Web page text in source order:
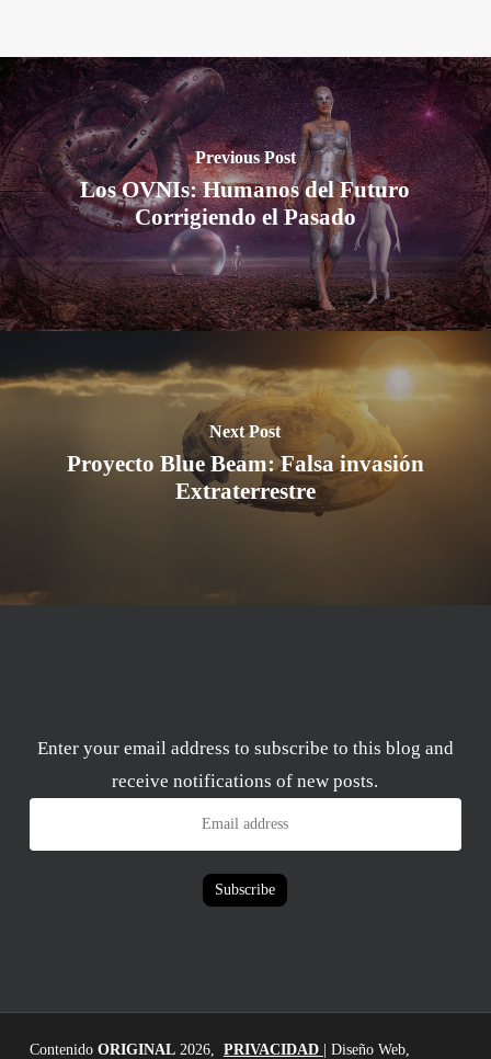
Previous Post
Los OVNIs: Humanos del Futuro
Corrigiendo el Pasado
Next Post
Proyecto Blue Beam: Falsa invasión
Extraterrestre
Enter your email address to subscribe to this blog and
receive notifications of new posts.
Email
Subscribe
Contenido ORIGINAL2026, PRIVACIDAD | Diseño Web,